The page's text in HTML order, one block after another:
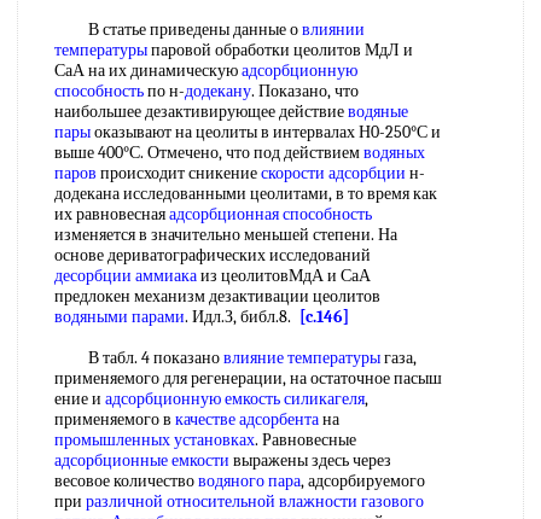
В статье приведены данные овлиянии
температурыпаровой обработки цеолитов МдЛ и
СаА на их динамическуюадсорбционную
способностьпо н-додекану. Показано, что
наибольшее дезактивирующее действиеводяные
парыоказывают на цеолиты в интервалах Н0-250°С и
выше 400°С. Отмечено, что под действиемводяных
паров происходит сникениескорости адсорбции н-
додекана исследованными цеолитами, в то время как
их равновеснаяадсорбционная способность
изменяется в значительно меньшей степени. На
основе дериватографических исследований
десорбции аммиакаиз цеолитовМдА и СаА
предлокен механизм дезактивации цеолитов
водяными парами. Идл.З, библ.8.
[c.146]
В табл. 4 показановлияние температурыгаза,
применяемого для регенерации, на остаточное пасыш
ение и адсорбционную емкость силикагеля,
применяемого в качестве адсорбентана
промышленных установках. Равновесные
адсорбционные емкости выражены здесь через
весовое количествоводяного пара, адсорбируемого
при различной относительной влажности газового